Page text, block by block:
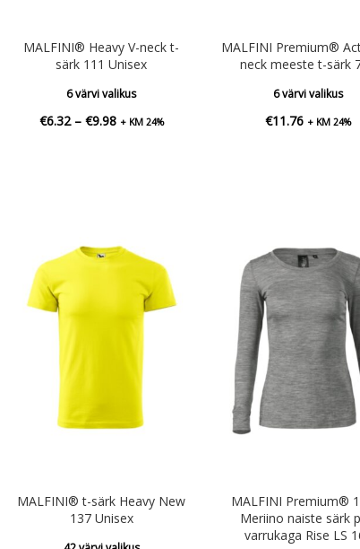
MALFINI® Heavy V-neck t-
särk 111 Unisex
6 värvi valikus
€6.32 – €9.98Hinnavahemik:
+ KM 24%
MALFINI Premium®
neck meeste t-särk
6 värvi valikus
€11.76 + KM 24%
MALFINI® t-särk Heavy New
137 Unisex
MALFINI Premium®
Meriino naiste särk
varrukaga Rise LS